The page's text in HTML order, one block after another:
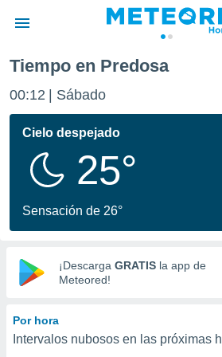
de
ha sido
calidad.
a este
las
y
digital
basada
Tiempo en Predosa
00:12 Sábado
Cielo despejado
25°
Sensación de 26°
¡Descarga GRATIS la app de
Meteored!
Por hora
Intervalos nubosos en las próximas